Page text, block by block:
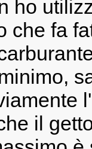
ho
che fa
il